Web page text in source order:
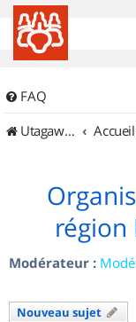
FAQ
UtagawaVTT (Randos VTT et VTTAE avec traces GPS)
Modérateur :
Nouveau sujet